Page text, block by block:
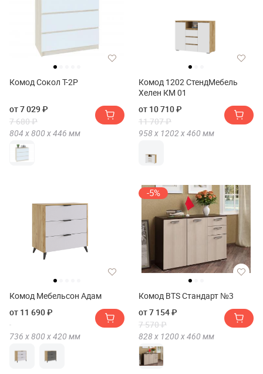
Комод Сокол Т-2P
от 7 029 ₽
7 680 ₽
804 х800 х446 мм
Комод 1202 СтендМебель
Хелен КМ 01
от 10 710 ₽
11 707 ₽
958 х 1202 х460 мм
Комод Мебельсон Адам
от 11 690 ₽
736 х800 х420 мм
-5%
Комод BTS Стандарт №3
от 7 154 ₽
7 570 ₽
828 х 1200 х460 мм